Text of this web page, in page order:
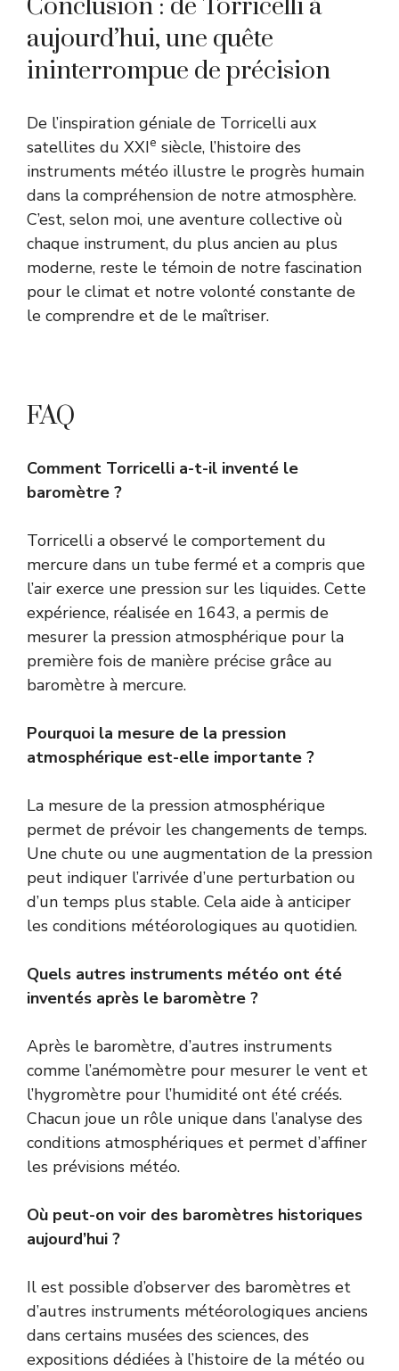
Conclusion : de Torricelli à
aujourd’hui, une quête
ininterrompue de précision
De l’inspiration géniale de Torricelli aux
satellites du XXIe siècle, l’histoire des
instruments météo illustre le progrès humain
dans la compréhension de notre atmosphère.
C’est, selon moi, une aventure collective où
chaque instrument, du plus ancien au plus
moderne, reste le témoin de notre fascination
pour le climat et notre volonté constante de
le comprendre et de le maîtriser.
FAQ
Comment Torricelli a-t-il inventé le
baromètre ?
Torricelli a observé le comportement du
mercure dans un tube fermé et a compris que
l’air exerce une pression sur les liquides. Cette
expérience, réalisée en 1643, a permis de
mesurer la pression atmosphérique pour la
première fois de manière précise grâce au
baromètre à mercure.
Pourquoi la mesure de la pression
atmosphérique est-elle importante ?
La mesure de la pression atmosphérique
permet de prévoir les changements de temps.
Une chute ou une augmentation de la pression
peut indiquer l’arrivée d’une perturbation ou
d’un temps plus stable. Cela aide à anticiper
les conditions météorologiques au quotidien.
Quels autres instruments météo ont été
inventés après le baromètre ?
Après le baromètre, d’autres instruments
comme l’anémomètre pour mesurer le vent et
l’hygromètre pour l’humidité ont été créés.
Chacun joue un rôle unique dans l’analyse des
conditions atmosphériques et permet d’affiner
les prévisions météo.
Où peut-on voir des baromètres historiques
aujourd’hui ?
Il est possible d’observer des baromètres et
d’autres instruments météorologiques anciens
dans certains musées des sciences, des
expositions dédiées à l’histoire de la météo ou